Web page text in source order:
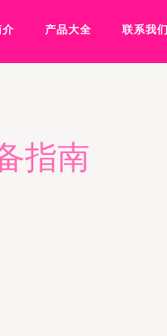
介 产品大全 联系我们
指南